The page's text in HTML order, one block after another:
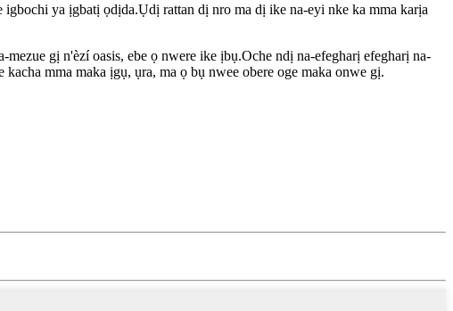
ya ịgbatị ọdịda.Ụdị rattan dị nro ma dị ike na-eyi nke ka mma karịa
gị n'èzí oasis, ebe ọ nwere ike ịbụ.Oche ndị na-efegharị efegharị na-
mma maka ịgụ, ụra, ma ọ bụ nwee obere oge maka onwe gị.